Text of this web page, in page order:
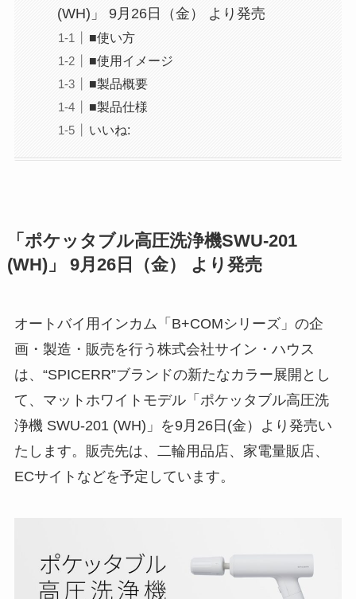
(WH)」 9月26日（金） より発売
■使い方
■使用イメージ
■製品概要
■製品仕様
いいね:
「ポケッタブル高圧洗浄機SWU-201
(WH)」 9月26日（金） より発売
オートバイ用インカム「B+COMシリーズ」の企
画・製造・販売を行う株式会社サイン・ハウス
は、“SPICERR”ブランドの新たなカラー展開とし
て、マットホワイトモデル「ポケッタブル高圧洗
浄機 SWU-201 (WH)」を9月26日(金）より発売い
たします。販売先は、二輪用品店、家電量販店、
ECサイトなどを予定しています。